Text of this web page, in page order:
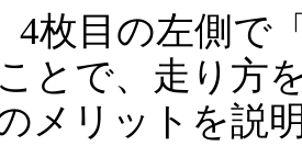
4枚目の左側で
とで、走り方
メリットを説